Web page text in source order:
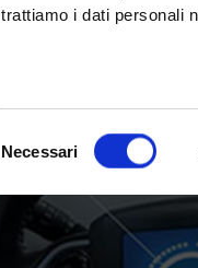
trattiamo i dati personali
del
Necessari